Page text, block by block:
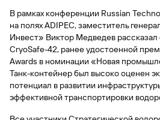
предложения
Газпром
Бонус
«Плюс»
Информация
полезно
Часто
задаваемые
вопросы
Калькулятор
вкладов
Отчет о
кредитной
истории
Кредитный
помощник
Быстрый
Открыть
брокерский
счет
Брокерское
обслуживание
Инвестиционные
продукты
Отчет о
кредитной
истории
Станьте
партнером
Кредитный
рейтинг
Отчет о
кредитной
истории
Gazprom
Pay
Интернет-
банк
Отделения
банка
Банкоматы
инкассация
с Moniron
Онлайн-
касса 3 в 1 с
эквайрингом
Может
«Копии
документов»
и «Справки»
Быстрый
поиск
по
Курсы
валют
оплата
таможенных
платежей
Быстрый
поиск
по
по
сайту
Вклады
Вклады
В рамках конференции Russian
на полях ADIPEC, заместитель
Инвест» Виктор Медведев рассказал
CryoSafe-42, ранее удостоенной
Awards в номинации «Новая
Танк-контейнер был высоко оценен
потенциал в развитии
эффективной транспортировки